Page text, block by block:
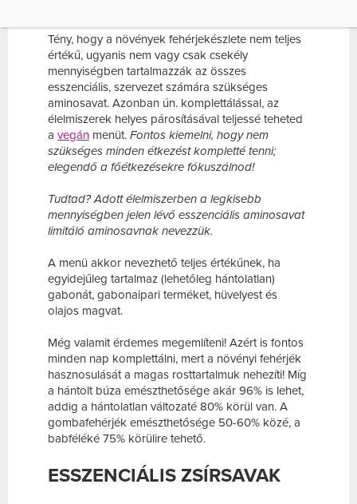
Tény, hogy a növények fehérjekészlete nem teljes
értékű, ugyanis nem vagy csak csekély
mennyiségben tartalmazzák az összes
esszenciális, szervezet számára szükséges
aminosavat. Azonban ún. komplettálással, az
élelmiszerek helyes párosításával teljessé teheted
a vegán menüt. Fontos kiemelni, hogy nem
szükséges minden étkezést kompletté tenni;
elegendő a főétkezésekre fókuszálnod!
Tudtad? Adott élelmiszerben a legkisebb
mennyiségben jelen lévő esszenciális aminosavat
limitáló aminosavnak nevezzük.
A menü akkor nevezhető teljes értékűnek, ha
egyidejűleg tartalmaz (lehetőleg hántolatlan)
gabonát, gabonaipari terméket, hüvelyest és
olajos magvat.
Még valamit érdemes megemlíteni! Azért is fontos
minden nap komplettálni, mert a növényi fehérjék
hasznosulását a magas rosttartalmuk nehezíti! Míg
a hántolt búza emészthetősége akár 96% is lehet,
addig a hántolatlan változaté 80% körül van. A
gombafehérjék emészthetősége 50-60% közé, a
babféléké 75% körülire tehető.
ESSZENCIÁLIS ZSÍRSAVAK